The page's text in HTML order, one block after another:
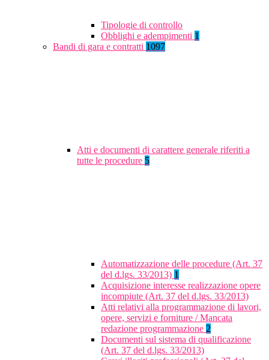
Tipologie di controllo
Obblighi e adempimenti 1
Bandi di gara e contratti 1097
Atti e documenti di carattere generale riferiti a
tutte le procedure 5
Automatizzazione delle procedure (Art. 37
del d.lgs. 33/2013) 1
Acquisizione interesse realizzazione opere
incompiute (Art. 37 del d.lgs. 33/2013)
Atti relativi alla programmazione di lavori,
opere, servizi e forniture / Mancata
redazione programmazione 2
Documenti sul sistema di qualificazione
(Art. 37 del d.lgs. 33/2013)